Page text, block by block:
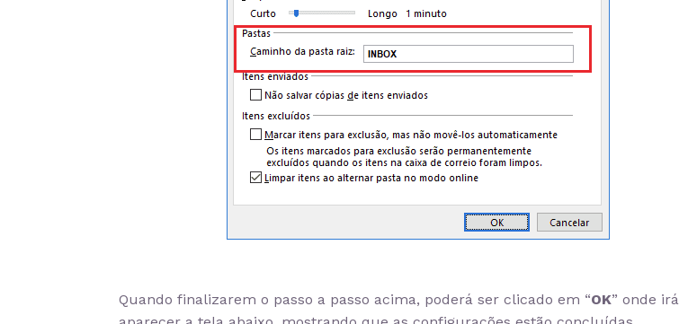
Quando finalizarem o passo a passo acima, poderá ser clicado em “OK” onde irá